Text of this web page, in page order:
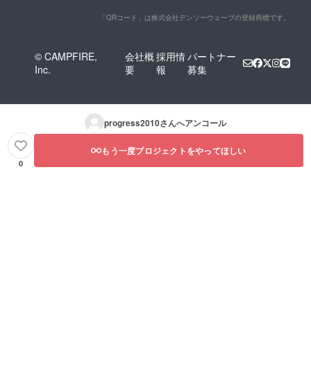
「QRコード」は株式会社デンソーウェーブの登録商標です。
© CAMPFIRE,
Inc.
会社概
要
採用情
報
パートナー
募集
progress2010さんへアンコール
0
もう一度プロジェクトをやってほしい